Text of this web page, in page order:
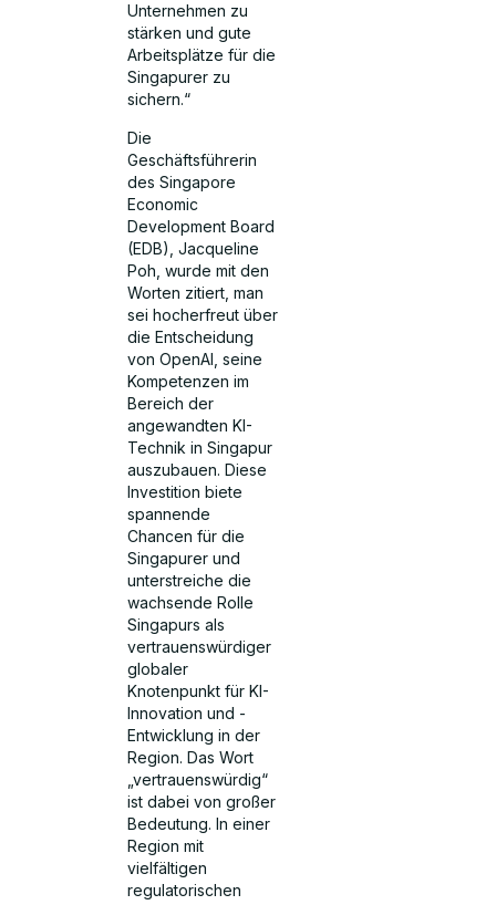
Unternehmen zu
stärken und gute
Arbeitsplätze für die
Singapurer zu
sichern.“
Die
Geschäftsführerin
des Singapore
Economic
Development Board
(EDB), Jacqueline
Poh, wurde mit den
Worten zitiert, man
sei hocherfreut über
die Entscheidung
von OpenAI, seine
Kompetenzen im
Bereich der
angewandten KI-
Technik in Singapur
auszubauen. Diese
Investition biete
spannende
Chancen für die
Singapurer und
unterstreiche die
wachsende Rolle
Singapurs als
vertrauenswürdiger
globaler
Knotenpunkt für KI-
Innovation und -
Entwicklung in der
Region. Das Wort
„vertrauenswürdig“
ist dabei von großer
Bedeutung. In einer
Region mit
vielfältigen
regulatorischen